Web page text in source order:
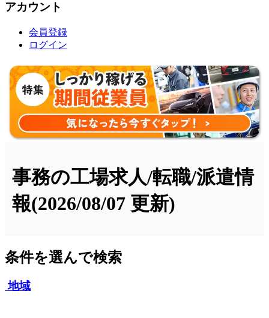
アカウント
会員登録
ログイン
事務の工場求人/転職/派遣情
報(2026/08/07 更新)
条件を選んで検索
地域